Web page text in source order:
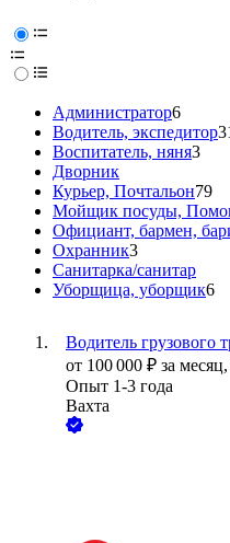
Администратор6
Водитель, экспедитор
Воспитатель, няня3
Дворник
Курьер, Почтальон79
Мойщик посуды,
Официант, бармен,
Охранник3
Санитарка/санитар
Уборщица, уборщик6
Водитель грузового
от 100 000 ₽ за месяц,
Опыт 1-3 года
Вахта